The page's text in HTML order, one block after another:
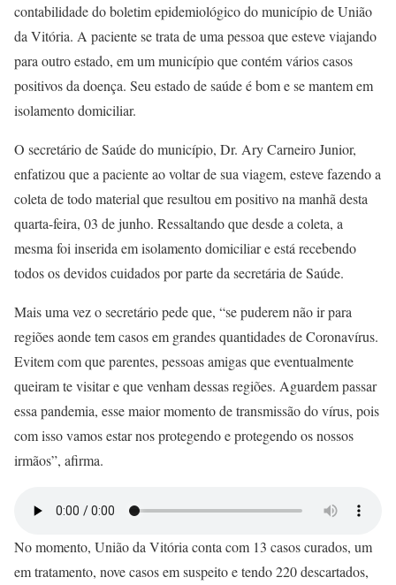
contabilidade do boletim epidemiológico do município de União
da Vitória. A paciente se trata de uma pessoa que esteve viajando
para outro estado, em um município que contém vários casos
positivos da doença. Seu estado de saúde é bom e se mantem em
isolamento domiciliar.
O secretário de Saúde do município, Dr. Ary Carneiro Junior,
enfatizou que a paciente ao voltar de sua viagem, esteve fazendo a
coleta de todo material que resultou em positivo na manhã desta
quarta-feira, 03 de junho. Ressaltando que desde a coleta, a
mesma foi inserida em isolamento domiciliar e está recebendo
todos os devidos cuidados por parte da secretária de Saúde.
Mais uma vez o secretário pede que, “se puderem não ir para
regiões aonde tem casos em grandes quantidades de Coronavírus.
Evitem com que parentes, pessoas amigas que eventualmente
queiram te visitar e que venham dessas regiões. Aguardem passar
essa pandemia, esse maior momento de transmissão do vírus, pois
com isso vamos estar nos protegendo e protegendo os nossos
irmãos”, afirma.
No momento, União da Vitória conta com 13 casos curados, um
em tratamento, nove casos em suspeito e tendo 220 descartados,